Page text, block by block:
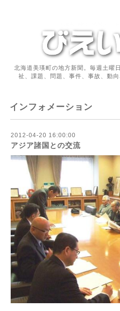
北海道美瑛町の地方新聞。毎週土曜
祉、課題、問題、事件、事故、動
インフォメーション
2012-04-20 16:00:00
アジア諸国との交流